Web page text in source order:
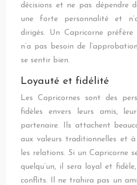
décisions et ne pas dépendre
une forte personnalité et
dirigés. Un Capricorne
n’a pas besoin de
se sentir bien.
Loyauté et fidélité
Les Capricornes sont des
fidèles envers leurs amis,
partenaire. Ils attachent
aux valeurs traditionnelles et
les relations. Si un Capricorne
quelqu’un, il sera loyal et
conflits. Il ne trahira pas un